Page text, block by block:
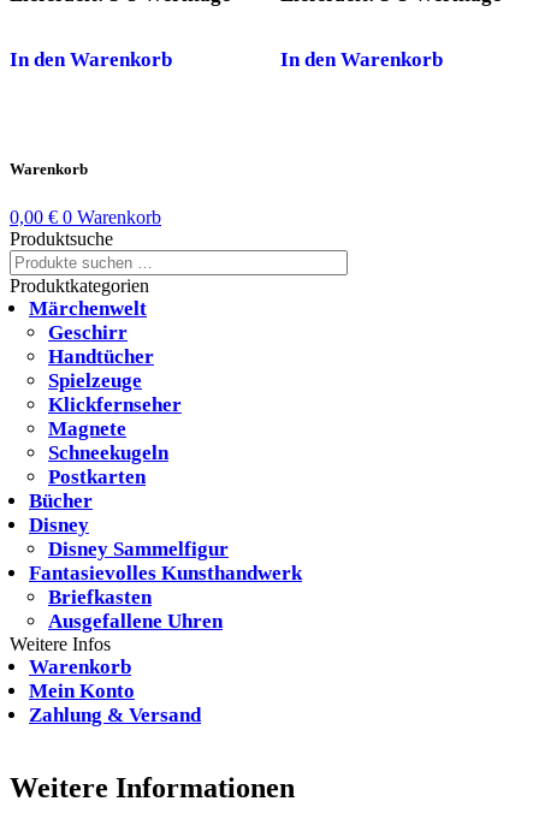
In den Warenkorb In den Warenkorb
Warenkorb
0,00 € 0 Warenkorb
Produktsuche
Suchen
nach:
Produktkategorien
Märchenwelt
Geschirr
Handtücher
Spielzeuge
Klickfernseher
Magnete
Schneekugeln
Postkarten
Bücher
Disney
Disney Sammelfigur
Fantasievolles Kunsthandwerk
Briefkasten
Ausgefallene Uhren
Weitere Infos
Warenkorb
Mein Konto
Zahlung & Versand
Weitere Informationen